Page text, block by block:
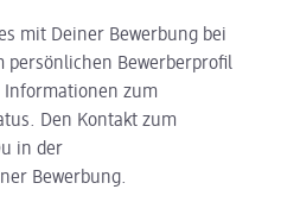
mit Deiner Bewerbung bei
persönlichen Bewerberprofil
zum
Den Kontakt zum
in der
Bewerbung.